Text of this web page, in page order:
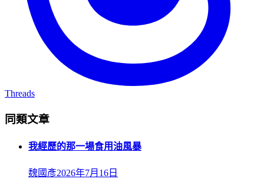
Threads
同類文章
我經歷的那一場食用油風暴
魏國彥2026年7月16日